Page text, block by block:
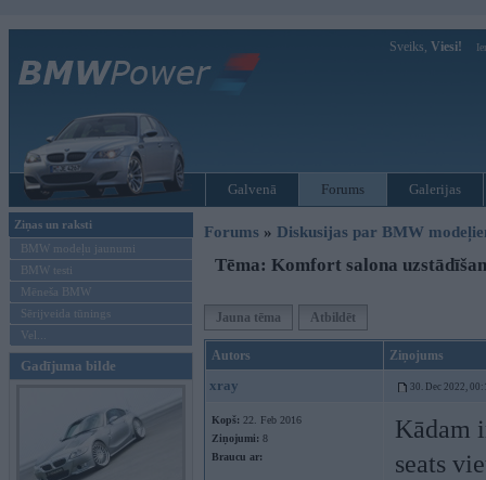
Sveiks, Viesi!
Galvenā Forums Galerijas
Ziņas un raksti
BMW modeļu jaunumi
BMW testi
Mēneša BMW
Sērijveida tūnings
Vel...
Gadījuma bilde
Forums » Diskusijas par BMW
Tēma: Komfort salona
Jauna tēma Atbildēt
Autors Ziņojums
xray 30. Dec 2022,
Kopš: 22. Feb 2016
Ziņojumi: 8
Braucu ar:
Kādam
seats